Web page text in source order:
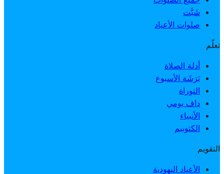
شَبَّت
صلوات الأعياد
تعلّم
أدلة الصلاة
بَرَشَة الأسبوع
التوراة
داف يومي
الأنبياء
الكتوبيم
التقويم
الأعياد اليهودية